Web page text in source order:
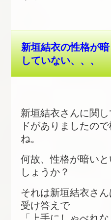
新垣結衣の性格が
していない、、、
新垣結衣さんに関
ドがありましたの
ね。
何故、性格が暗い
しょうか？
それは新垣結衣さ
受け答えで